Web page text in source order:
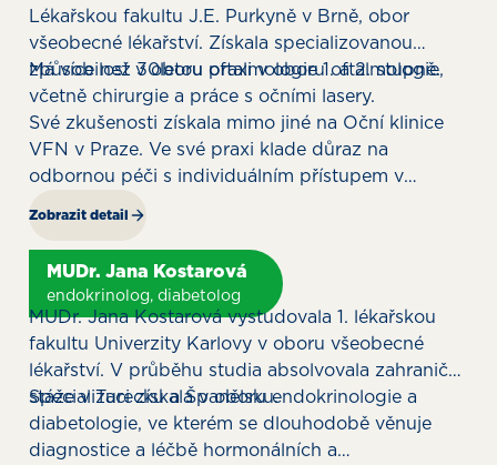
Lékařskou fakultu J.E. Purkyně v Brně, obor
všeobecné lékařství. Získala specializovanou
způsobilost v oboru oftalmologie 1. a 2. stupně.
Má více než 30letou praxi v oboru oftalmologie,
včetně chirurgie a práce s očními lasery.
Své zkušenosti získala mimo jiné na Oční klinice
VFN v Praze. Ve své praxi klade důraz na
odbornou péči s individuálním přístupem v
Zobrazit detail
MUDr. Jana Kostarová
endokrinolog, diabetolog
MUDr. Jana Kostarová vystudovala 1. lékařskou
fakultu Univerzity Karlovy v oboru všeobecné
lékařství. V průběhu studia absolvovala zahraniční
stáže v Turecku a Španělsku.
Specializaci získala v oboru endokrinologie a
diabetologie, ve kterém se dlouhodobě věnuje
diagnostice a léčbě hormonálních a